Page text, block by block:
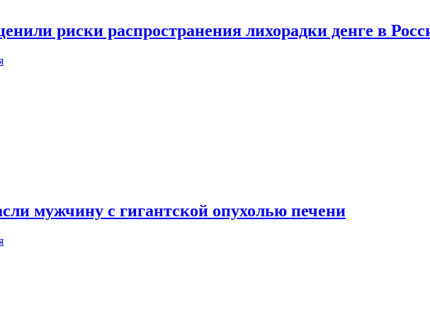
риски распространения лихорадки денге в
мужчину с гигантской опухолью печени